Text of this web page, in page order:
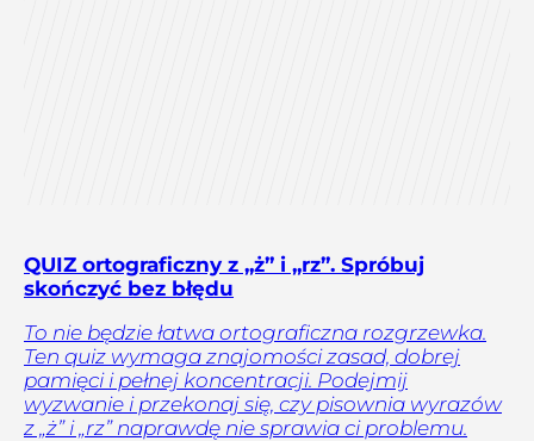
QUIZ ortograficzny z „ż” i „rz”. Spróbuj
skończyć bez błędu
To nie będzie łatwa ortograficzna rozgrzewka.
Ten quiz wymaga znajomości zasad, dobrej
pamięci i pełnej koncentracji. Podejmij
wyzwanie i przekonaj się, czy pisownia wyrazów
z „ż” i „rz” naprawdę nie sprawia ci problemu.